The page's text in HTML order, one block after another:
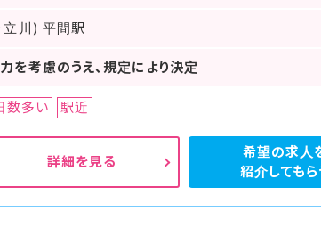
立川) 平間駅
を考慮のうえ、規定により決定
数多い 駅近
詳細を見る
希望の求人
紹介してもら